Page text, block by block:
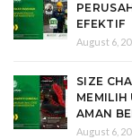
EFEKTIF
August 6,
SIZE
MEMILIH
AMAN
August 6,